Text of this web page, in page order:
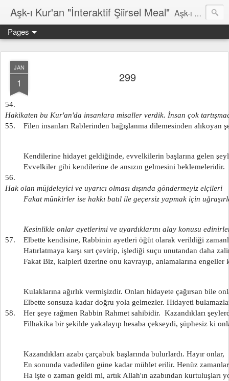
Aşk-ı Kur'an "İnteraktif Şiirsel Meal" Aşk-ı Kur'an; Orjinali, devrin tüm şiirlerini ortadan kaldırıp, kendine özgün şiirsel ahengiyle, tahta oturan Kur'an'ı Kerim'dir. Bu çalışma ise şiir tadında, ama şiir olduğu iddaa edilmeyen özgün bir mealidir. Şiir, şairin kendine göre hissettiği, şiir okuyucunun da kendine göre haz aldığı özgün bir duygusal bütünlüktür. İnteraktif Kuran'ı Kerim Meali, işiten herkese kendine has ruhsal bir bütünlük verir.
Pages
JAN
1 299
54.
Hakikaten bu Kur'an'da insanlara misaller verdik. İnsan çok
55.    Filen insanları Rablerinden bağışlanma dilemesinden alıkoyan
Kendilerine hidayet geldiğinde, evvelkilerin başlarına gelen
Evvelkiler gibi kendilerine de ansızın gelmesini beklemeleridir.
56.
Hak olan müjdeleyici ve uyarıcı olması dışında göndermeyiz elçileri
Fakat münkirler ise hakkı batıl ile geçersiz yapmak için
Kesinlikle onlar ayetlerimi ve uyardıklarını alay konusu
57.    Elbette kendisine, Rabbinin ayetleri öğüt olarak verildiği
Hatırlatmaya karşı sırt çevirip, işlediği suçu unutandan daha
Fakat Biz, kalpleri üzerine onu kavrayıp, anlamalarına engeller
Kulaklarına ağırlık vermişizdir. Onları hidayete çağırsan bile
Elbette sonsuza kadar doğru yola gelmezler. Hidayeti
58.    Her şeye rağmen Rabbin Rahmet sahibidir.  Kazandıkları
Filhakika bir şekilde yakalayıp hesaba çekseydi, şüphesiz ki
Kazandıkları azabı çarçabuk başlarında bulurlardı. Hayır onlar,
En sonunda vadedilen güne kadar mühlet erilir. Henüz
Ha işte o zaman geldi mi, artık Allah'ın azabından kurtuluşları